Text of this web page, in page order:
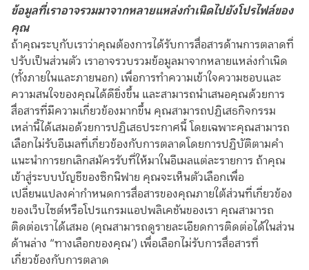
ข้อมูลที่เราอาจรวมมาจากหลายแหล่งกำเนิดไปยังโปรไฟล์ของ
คุณ
ถ้าคุณระบุกับเราว่าคุณต้องการได้รับการสื่อสารด้านการตลาดที่
ปรับเป็นส่วนตัว เราอาจรวบรวมข้อมูลมาจากหลายแหล่งกำเนิด
(ทั้งภายในและภายนอก) เพื่อการทำความเข้าใจความชอบและ
ความสนใจของคุณได้ดียิ่งขึ้น และสามารถนำเสนอคุณด้วยการ
สื่อสารที่มีความเกี่ยวข้องมากขึ้น คุณสามารถปฏิเสธกิจกรรม
เหล่านี้ได้เสมอด้วยการปฏิเสธประกาศนี้ โดยเฉพาะคุณสามารถ
เลือกไม่รับอีเมลที่เกี่ยวข้องกับการตลาดโดยการปฏิบัติตามคำ
แนะนำการยกเลิกสมัครรับที่ให้มาในอีเมลแต่ละรายการ ถ้าคุณ
เข้าสู่ระบบบัญชีของซิกนิฟาย คุณจะเห็นตัวเลือกเพื่อ
เปลี่ยนแปลงค่ากำหนดการสื่อสารของคุณภายใต้ส่วนที่เกี่ยวข้อง
ของเว็บไซต์หรือโปรแกรมแอปพลิเคชันของเรา คุณสามารถ
ติดต่อเราได้เสมอ (คุณสามารถดูรายละเอียดการติดต่อได้ในส่วน
ด้านล่าง “ทางเลือกของคุณ’) เพื่อเลือกไม่รับการสื่อสารที่
เกี่ยวข้องกับการตลาด